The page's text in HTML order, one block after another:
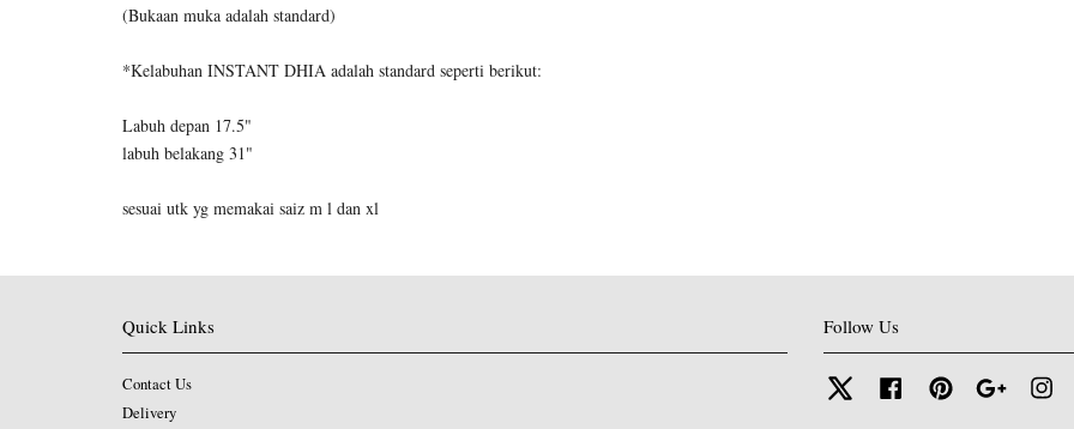
(Bukaan muka adalah standard)
*Kelabuhan INSTANT DHIA adalah standard seperti berikut:
Labuh depan 17.5"
labuh belakang 31"
sesuai utk yg memakai saiz m l dan xl
Quick Links
Contact Us
Delivery
Follow Us
Twitter Facebook Pinterest Google